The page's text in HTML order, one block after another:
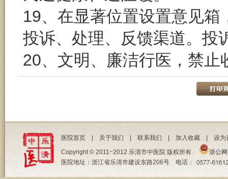
19、在显著位置设置意见
投诉、处理、反馈渠道。投
20、文明、廉洁行医，禁止
医院首页 关于我们 联系我们 加入收藏
设为
Copyright © 2011~2012 乐清市中医院 版权所有.
浙公
医院地址：浙江省乐清市建设东路206号 电话：